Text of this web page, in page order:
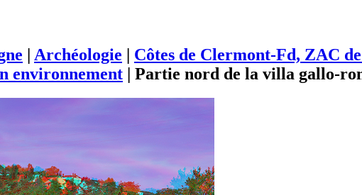
| Archéologie | Côtes de Clermont-Fd, ZAC
environnement | Partie nord de la villa gallo-